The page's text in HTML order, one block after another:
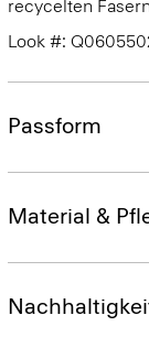
recycelten
Look #:
Passform
Material &